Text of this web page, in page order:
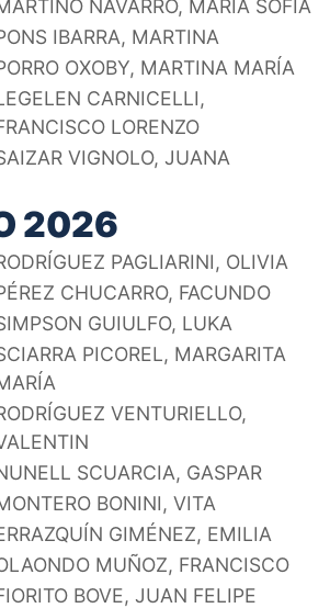
NAVARRO, MARÍA SOFÍA
IBARRA, MARTINA
OXOBY, MARTINA MARÍA
CARNICELLI,
LORENZO
VIGNOLO, JUANA
2026
PAGLIARINI, OLIVIA
CHUCARRO, FACUNDO
GUIULFO, LUKA
PICOREL, MARGARITA
VENTURIELLO,
SCUARCIA, GASPAR
BONINI, VITA
GIMÉNEZ, EMILIA
MUÑOZ, FRANCISCO
BOVE, JUAN FELIPE